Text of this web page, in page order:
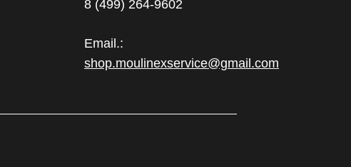
8 (499) 264-9602
Email.:
shop.moulinexservice@gmail.com